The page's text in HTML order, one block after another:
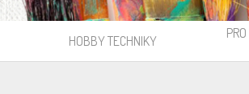
HOBBY TECHNIKY